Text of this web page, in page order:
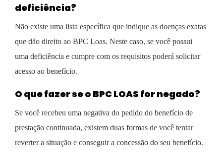
deficiência?
Não existe uma lista específica que indique as doenças exatas
que dão direito ao BPC Loas. Neste caso, se você possui
uma deficiência e cumpre com os requisitos poderá solicitar
acesso ao benefício.
O que fazer se o BPC LOAS for negado?
Se você recebeu uma negativa do pedido do benefício de
prestação continuada, existem duas formas de você tentar
reverter a situação e conseguir a concessão do seu benefício.